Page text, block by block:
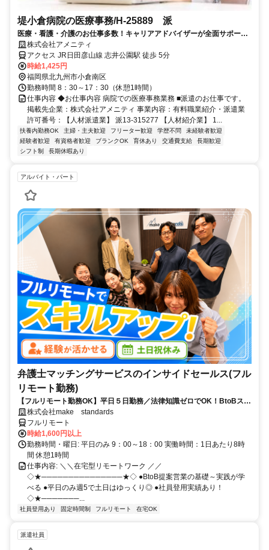
堤小倉病院の医療事務/H-25889 派
医療・看護・介護のお仕事多数！キャリアアドバイザーが全面サポート
◎ 株式会社アメニティ
アクセス JR日田彦山線 志井公園駅 徒歩 5分
時給1,425円
福岡県北九州市小倉南区
勤務時間 8：30～17：30（休憩1時間）
仕事内容 ◆お仕事内容 病院での医療事務業務 ■派遣のお仕事です。
掲載先企業：株式会社アメニティ 事業内容：有料職業紹介・派遣業
許可番号：【人材派遣業】 派13-315277 【人材紹介業】 1...
扶養内勤務OK 主婦・主夫歓迎 フリーター歓迎 学歴不問
未経験者歓迎
経験者歓迎
有資格者歓迎 ブランクOK 育休あり 交通費支給
長期歓迎
シフト制
長期休暇あり
アルバイト・パート
弁護士マッチングサービスのインサイドセールス(フル
リモート勤務)
【フルリモート勤務OK】平日５日勤務／法律知識ゼロでOK！BtoBスキ
ルが身につく営業職
株式会社make standards
フルリモート
時給1,600円以上
勤務時間・曜日: 平日のみ 9：00～18：00 実働時間：1日あたり8時
間 休憩1時間
仕事内容: ＼＼在宅型リモートワーク ／／
◇★───────────────★◇ ●BtoB提案営業の基礎～実践が学
べる ●平日のみ週5で土日はゆっくり◎ ●社員登用実績あり！
◇★───────...
社員登用あり 固定時間制 フルリモート 在宅OK
派遣社員